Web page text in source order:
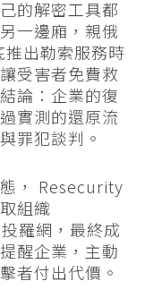
的解密工具都
一邊廂，親俄
出勒索服務時
受害者免費救
論：企業的復
實測的還原流
罪犯談判。
， Resecurity
組織
羅網，最終成
醒企業，主動
者付出代價。